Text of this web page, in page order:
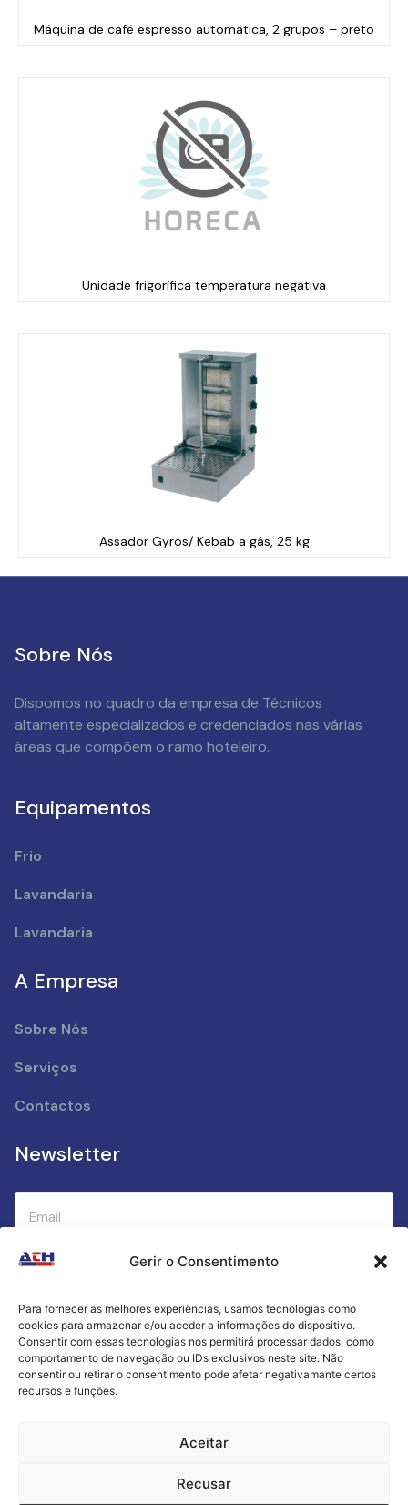
Gerir o Consentimento
Para fornecer as melhores experiências, usamos tecnologias como
cookies para armazenar e/ou aceder a informações do dispositivo.
Consentir com essas tecnologias nos permitirá processar dados, como
comportamento de navegação ou IDs exclusivos neste site. Não
consentir ou retirar o consentimento pode afetar negativamante certos
recursos e funções.
Aceitar
Recusar
Máquina de café espresso automática, 2 grupos – preto
Unidade frigorífica temperatura negativa
Assador Gyros/ Kebab a gás, 25 kg
Sobre Nós
Dispomos no quadro da empresa de Técnicos
altamente especializados e credenciados nas várias
áreas que compõem o ramo hoteleiro.
Equipamentos
Frio
Lavandaria
Lavandaria
A Empresa
Sobre Nós
Serviços
Contactos
Newsletter
Submeter
Criamos a cozinha perfeita para o seu sucesso
gastronómico!
Livro de Reclamações